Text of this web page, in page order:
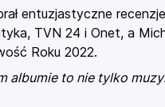
entuzjastyczne
TVN 24 i Onet, a
Roku 2022.
albumie to nie tylko